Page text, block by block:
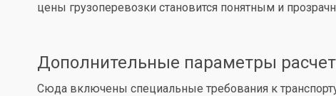
цены грузоперевозки становится понятным и
Дополнительные параметры
Сюда включены специальные требования к